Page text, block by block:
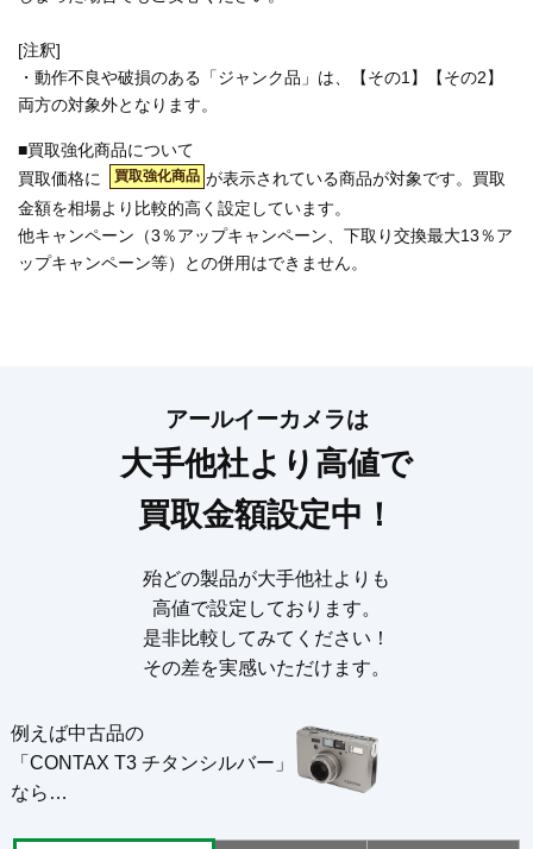
[注釈]
・動作不良や破損のある「ジャンク品」は、【その1】【その2】
両方の対象外となります。
■買取強化商品について
買取価格に
買取強化商品 が表示されている商品が対象です。買取
金額を相場より比較的高く設定しています。
他キャンペーン（3％アップキャンペーン、下取り交換最大13％ア
ップキャンペーン等）との併用はできません。
アールイーカメラは
大手他社より高値で
買取金額設定中！
殆どの製品が大手他社よりも
高値で設定しております。
是非比較してみてください！
その差を実感いただけます。
例えば中古品の
「CONTAX T3 チタンシルバー」
なら…